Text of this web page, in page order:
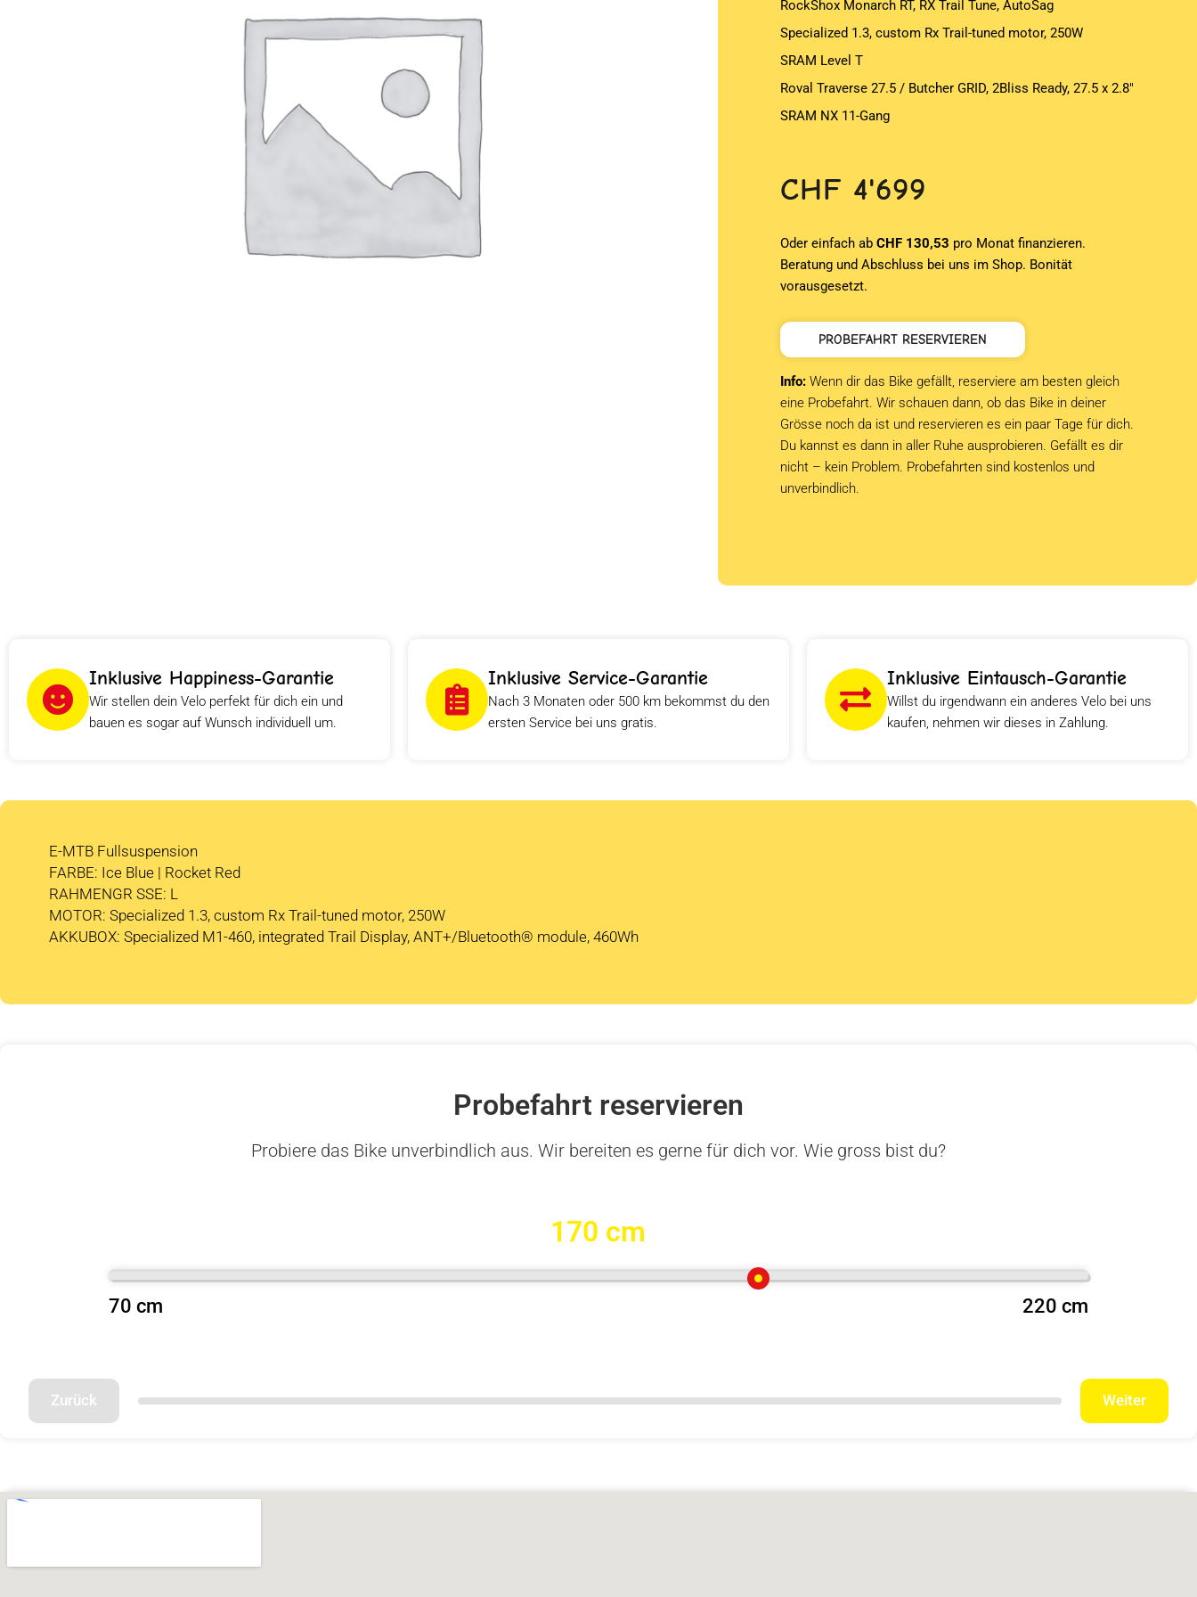
RockShox Monarch RT, RX Trail Tune, AutoSag
Specialized 1.3, custom Rx Trail-tuned motor, 250W
SRAM Level T
Roval Traverse 27.5 / Butcher GRID, 2Bliss Ready, 27.5 x 2.8″
SRAM NX 11-Gang
CHF 4'699
Oder einfach abCHF 130,53 pro Monat finanzieren.
Beratung und Abschluss bei uns im Shop. Bonität
vorausgesetzt.
PROBEFAHRT RESERVIEREN
Info: Wenn dir das Bike gefällt, reserviere am besten gleich
eine Probefahrt. Wir schauen dann, ob das Bike in deiner
Grösse noch da ist und reservieren es ein paar Tage für dich.
Du kannst es dann in aller Ruhe ausprobieren. Gefällt es dir
nicht – kein Problem. Probefahrten sind kostenlos und
unverbindlich.
Inklusive Happiness-Garantie
Wir stellen dein Velo perfekt für dich ein und
bauen es sogar auf Wunsch individuell um.
Inklusive Service-Garantie
Nach 3 Monaten oder 500 km bekommst du den
ersten Service bei uns gratis.
Inklusive Eintausch-Garantie
Willst du irgendwann ein anderes Velo bei uns
kaufen, nehmen wir dieses in Zahlung.
E-MTB Fullsuspension
FARBE: Ice Blue | Rocket Red
RAHMENGR SSE: L
MOTOR: Specialized 1.3, custom Rx Trail-tuned motor, 250W
AKKUBOX: Specialized M1-460, integrated Trail Display, ANT+/Bluetooth® module, 460Wh
Probefahrt reservieren
Probiere das Bike unverbindlich aus. Wir bereiten es gerne für dich vor. Wie gross bist du?
170 cm
70 cm 220 cm
Zurück Weiter